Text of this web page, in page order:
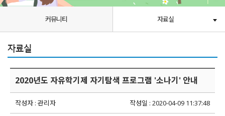
커뮤니티 자료실
자료실
2020년도 자유학기제 자기탐색 프로그램 '소나기' 안내
작성자 : 관리자 작성일 : 2020-04-09 11:37:48